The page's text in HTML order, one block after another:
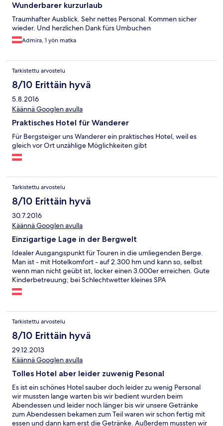
Wunderbarer kurzurlaub
Traumhafter Ausblick. Sehr nettes Personal. Kommen sicher
wieder. Und herzlichen Dank fürs Umbuchen
Admira, 1 yön matka
Tarkistettu arvostelu
8/10 Erittäin hyvä
5.8.2016
Käännä Googlen avulla
Praktisches Hotel für Wanderer
Für Bergsteiger uns Wanderer ein praktisches Hotel, weil es
gleich vor Ort unzählige Möglichkeiten gibt
Tarkistettu arvostelu
8/10 Erittäin hyvä
30.7.2016
Käännä Googlen avulla
Einzigartige Lage in der Bergwelt
Idealer Ausgangspunkt für Touren in die umliegenden Berge.
Man ist - mit Hotelkomfort - auf 2.300 hm und kann so, selbst
wenn man nicht geübt ist, locker einen 3.000er erreichen. Gute
Kinderbetreuung; bei Schlechtwetter kleines SPA
Tarkistettu arvostelu
8/10 Erittäin hyvä
29.12.2013
Käännä Googlen avulla
Tolles Hotel aber leider zuwenig Pesonal
Es ist ein schönes Hotel sauber doch leider zu wenig Personal
wir mussten lange warten bis wir bedient wurden beim
Abendessen und leider noch länger bis wir unsere Getränke
zum Abendessen bekamen zum Teil waren wir schon fertig mit
essen und dann kam erst die Getränke. Außerdem mussten wir